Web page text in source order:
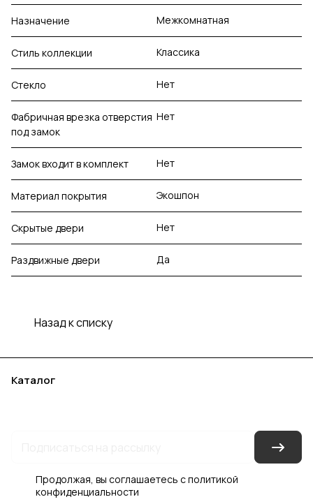
Назначение Межкомнатная
Стиль коллекции Классика
Стекло Нет
Фабричная врезка отверстия
под замок
Нет
Замок входит в комплект Нет
Материал покрытия Экошпон
Скрытые двери Нет
Раздвижные двери Да
Назад к списку
Каталог
Продолжая, вы соглашаетесь сполитикой
конфиденциальности